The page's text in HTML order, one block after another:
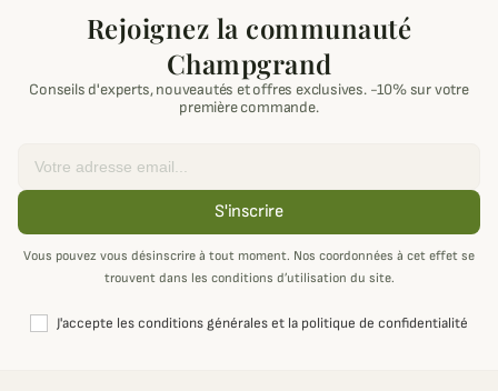
Rejoignez la communauté
Champgrand
Conseils d'experts, nouveautés et offres exclusives. -10% sur votre
première commande.
S'inscrire
Vous pouvez vous désinscrire à tout moment. Nos coordonnées à cet effet se
trouvent dans les conditions d’utilisation du site.
J'accepte les conditions générales et la politique de confidentialité